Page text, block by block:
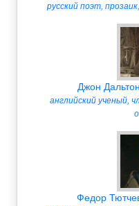
русский поэт,
Джон
английский ученый,
Федор